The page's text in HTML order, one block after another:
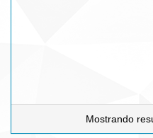
Mostrando